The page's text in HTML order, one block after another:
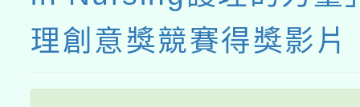
理創意獎競賽得獎影片